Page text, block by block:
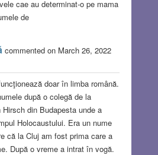
cae au determinat-o pe mama
de
commented on March 26, 2022
doar în limba română.
după o colegă de la
din Budapesta unde a
Holocaustului. Era un nume
că la Cluj am fost prima care a
După o vreme a intrat în vogă.